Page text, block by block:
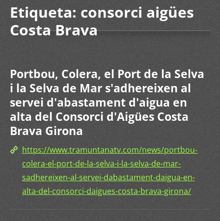
Etiqueta: consorci aigües
Costa Brava
Portbou, Colera, el Port de la Selva
i la Selva de Mar s'adhereixen al
servei d'abastament d'aigua en
alta del Consorci d'Aigües Costa
Brava Girona
https://www.tramuntanatv.com/news/portbou-
colera-el-port-de-la-selva-i-la-selva-de-mar-
sadhereixen-al-servei-dabastament-daigua-en-
alta-del-consorci-daigues-costa-brava-girona/